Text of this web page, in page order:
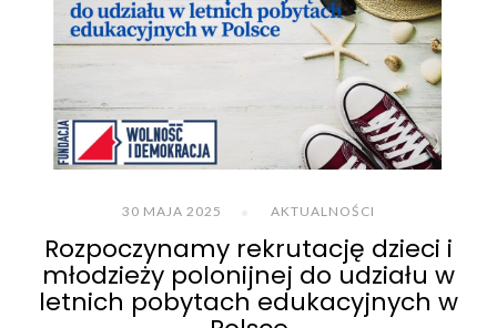
30 MAJA 2025 AKTUALNOŚCI
Rozpoczynamy rekrutację dzieci i
młodzieży polonijnej do udziału w
letnich pobytach edukacyjnych w